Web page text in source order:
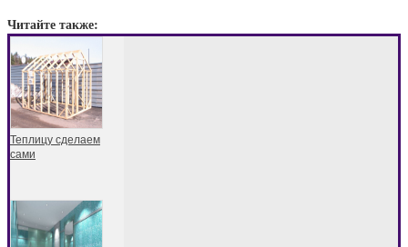
Читайте также:
Теплицу сделаем
сами